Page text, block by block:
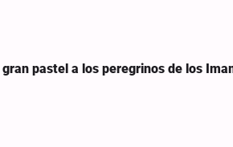
pastel a los peregrinos de los